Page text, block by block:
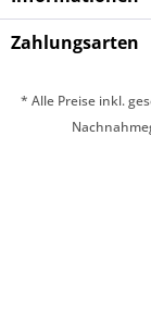
Zahlungsarten
* Alle Preise inkl.